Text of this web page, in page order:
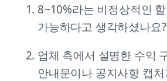
8~10%라는 비정상적인
가능하다고 생각하셨나요?
업체 측에서 설명한 수익
안내문이나 공지사항 캡